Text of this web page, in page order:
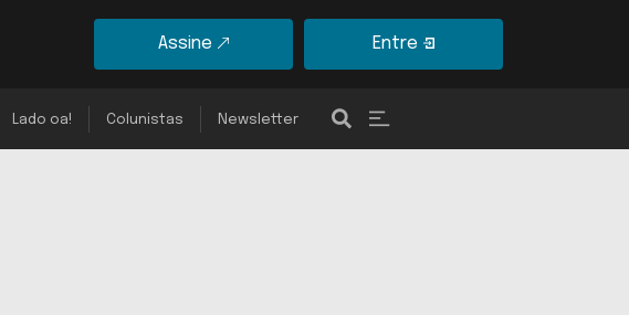
Assine Entre
Lado oa! Colunistas Newsletter